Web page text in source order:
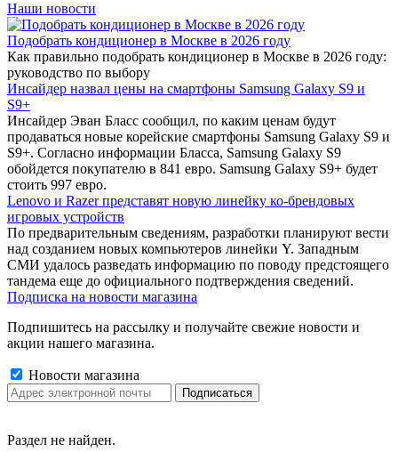
Наши новости
Подобрать кондиционер в Москве в 2026 году
Как правильно подобрать кондиционер в Москве в 2026 году:
руководство по выбору
Инсайдер назвал цены на смартфоны Samsung Galaxy S9 и
S9+
Инсайдер Эван Бласс сообщил, по каким ценам будут
продаваться новые корейские смартфоны Samsung Galaxy S9 и
S9+. Согласно информации Бласса, Samsung Galaxy S9
обойдется покупателю в 841 евро. Samsung Galaxy S9+ будет
стоить 997 евро.
Lenovo и Razer представят новую линейку ко-брендовых
игровых устройств
По предварительным сведениям, разработки планируют вести
над созданием новых компьютеров линейки Y. Западным
СМИ удалось разведать информацию по поводу предстоящего
тандема еще до официального подтверждения сведений.
Подписка на новости магазина
Подпишитесь на рассылку и получайте свежие новости и
акции нашего магазина.
Новости магазина
Раздел не найден.